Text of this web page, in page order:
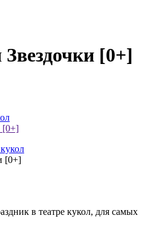
[0+]
[0+]
в театре кукол, для самых